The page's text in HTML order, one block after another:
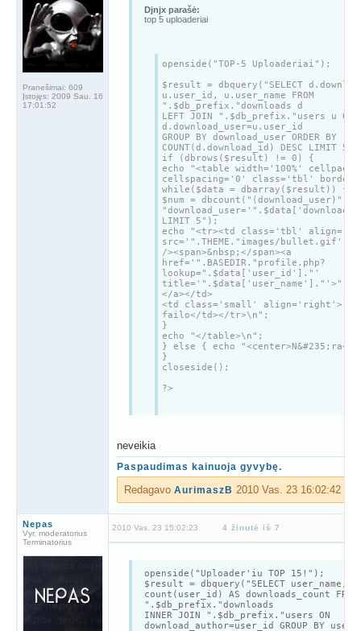
Pranešimai: 609
Įstojęs: 2009 Sau. 16
17:01:52
Djnjx parašė:
top 5 uploaderiai
openside("TOP-5 Uploaderiai");
$result = dbquery("SELECT
u.user_id, u.user_name FROM
".$db_prefix."downloads d
LEFT JOIN ".$db_prefix."users u ON
d.download_user=u.user_id
GROUP BY download_user ORDER BY
COUNT(d.download_id) DESC LIMIT
if (dbrows($result) != 0) {
echo "<table width='100%'
cellspacing='0' class='tbl'
while($data = dbarray($result)) {
$num = dbcount("(download_user)",
LIMIT 5");
echo "<tr><td class='tbl'
src='".THEME."images/bullet.gif'
/><span>&nbsp;</span><a
href='".BASEDIR."profile.php?
lookup=".$data['user_id']."'
</a></td>
<td class='small'
failo</td></tr>\n";
}
echo "</table>\n";
} else { echo "<center>N&#235;ra</
}
closeside();
?>
kur sypsena zenklas
neveikia
Paspaudimas kainuoja gyvybę.
Redagavo AurimaszB 2010 Vas. 23 16:02:42
Nepas
Vyr. moderatorius
Terminatorius
2010 Vas. 23 15:02:23 4 žinutė iš 7
openside("Uploader'iu TOP 15!");
$result = dbquery("SELECT user_name,
count(user_id) AS downloads_count FROM
".$db_prefix."downloads
INNER JOIN ".$db_prefix."users ON
download_author=user_id GROUP BY